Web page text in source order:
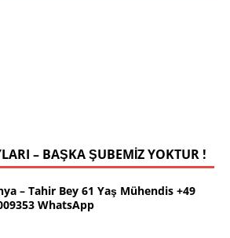
– BAŞKA ŞUBEMİZ YOKTUR !
– Tahir Bey 61 Yaş Mühendis +49
WhatsApp